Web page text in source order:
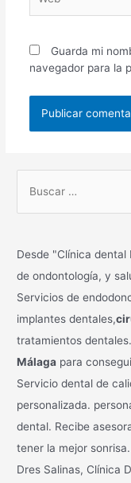
Guarda mi
navegador para la
Desde "Clínica
de ondontología, y
Servicios de
implantes dentales,
tratamientos
Málaga para
Servicio dental de
personalizada.
dental. Recibe
tener la mejor
Dres Salinas, Clínica